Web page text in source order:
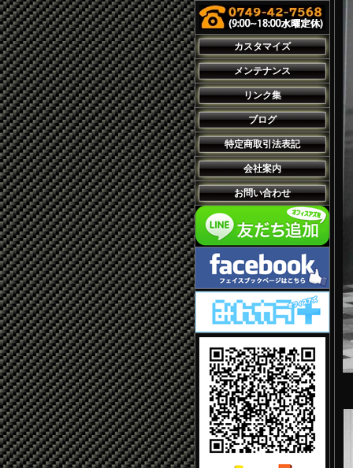
カスタマイズ
メンテナンス
リンク集
ブログ
特定商取引法表記
会社案内
お問い合わせ